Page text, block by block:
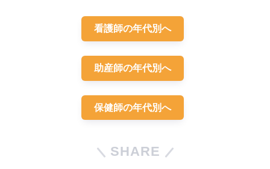
看護師の年代別へ
助産師の年代別へ
保健師の年代別へ
SHARE